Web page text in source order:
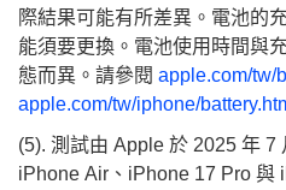
際結果可能有所差異。電池的
能須要更換。電池使用時間與
態而異。請參閱 apple.com/tw/
apple.com/tw/iphone/
(5). 測試由 Apple 於 2025 年 7
iPhone Air、iPhone 17 Pro 與